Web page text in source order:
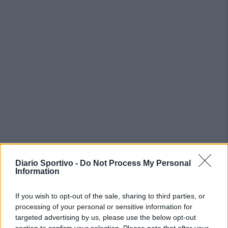
Diario Sportivo - Do Not Process My Personal
Information
If you wish to opt-out of the sale, sharing to third parties, or
processing of your personal or sensitive information for
targeted advertising by us, please use the below opt-out
PIÙ LETTI OGGI
Il Monte Alma rinforza l'attacco con Palmas
e Bonivardi, nel Macomer l'estro di Di Angelo
9 Ago 2026